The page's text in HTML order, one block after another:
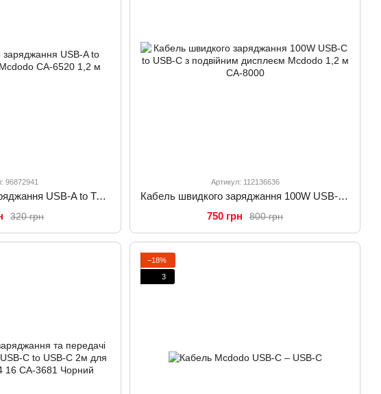
96872941
Кабель швидкого заряджання USB-A to Type-C з дисплеєм Mcdodo CA-6520 1,2 м
320 грн
Артикул: 112136636
Кабель швидкого заряджання 100W USB-C to USB-C з подвійним дисплеєм Mcdodo 1,2 м CA-8000
800 грн
750 грн
−18%
3